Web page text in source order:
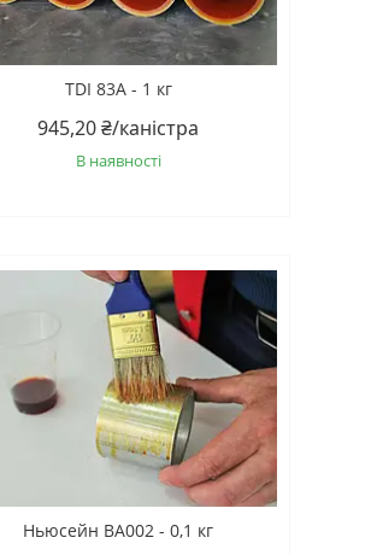
TDI 83А - 1 кг
945,20 ₴/каністра
В наявності
Ньюсейн ВА002 - 0,1 кг